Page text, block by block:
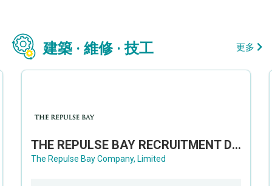
建築 · 維修 · 技工 更多
THE REPULSE BAY RECRUITMENT DAY 淺水灣影灣園人才招聘會
The Repulse Bay Company, Limited